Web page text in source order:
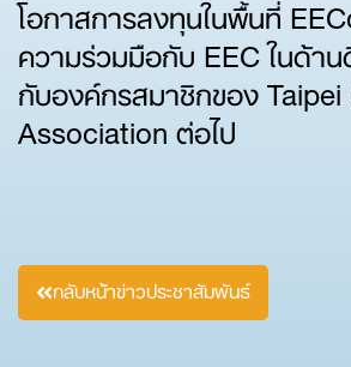
โอกาสการลงทุนในพื้นที่
ความร่วมมือกับ EEC ในด้า
กับองค์กรสมาชิกของ
Association ต่อไป
กลับหน้าข่าวประชาสัมพันธ์